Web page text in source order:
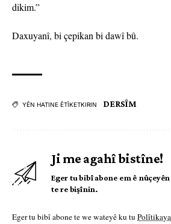
dikim.”
Daxuyanî, bi çepikan bi dawî bû.
YÊN HATINE ÊTÎKETKIRIN DERSÎM
Ji me agahî bistîne!
Eger tu bibî abone em ê
te re bişînin.
Eger tu bibî abone te we wateyê ku tu